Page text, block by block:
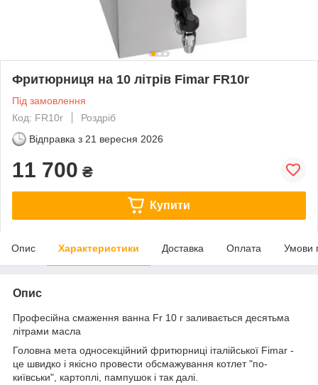
Фритюрниця на 10 літрів Fimar FR10r
Під замовлення
Код: FR10r
Роздріб
Відправка з 21 вересня 2026
11 700 ₴
Купити
Опис Характеристики Доставка Оплата Умови
Опис
Професійна смаження ванна Fr 10 r заливається десятьма
літрами масла
Головна мета односекційний фритюрниці італійської Fimar -
це швидко і якісно провести обсмажування котлет "по-
київськи", картоплі, пампушок і так далі.